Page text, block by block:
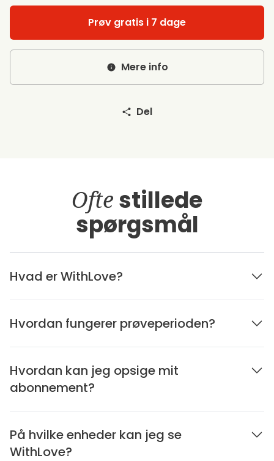
Prøv gratis i 7 dage
Mere info
Del
Ofte stillede
spørgsmål
Hvad er WithLove?
Hvordan fungerer prøveperioden?
Hvordan kan jeg opsige mit
abonnement?
På hvilke enheder kan jeg se
WithLove?